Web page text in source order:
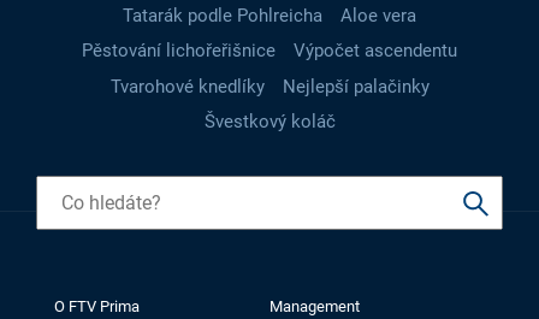
Tatarák podle Pohlreicha
Aloe vera
Pěstování lichořeřišnice
Výpočet ascendentu
Tvarohové knedlíky
Nejlepší palačinky
Švestkový koláč
O FTV Prima Management